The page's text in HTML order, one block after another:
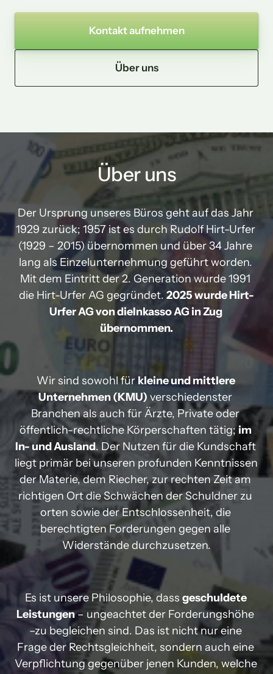
Kontakt aufnehmen
Über uns
Über uns
Der Ursprung unseres Büros geht auf das Jahr
1929 zurück; 1957 ist es durch Rudolf Hirt-Urfer
(1929 – 2015) übernommen und über 34 Jahre
lang als Einzelunternehmung geführt worden.
Mit dem Eintritt der 2. Generation wurde 1991
die Hirt-Urfer AG gegründet. 2025 wurde Hirt-
Urfer AG von dieInkasso AG in Zug
übernommen.
Wir sind sowohl für kleine und mittlere
Unternehmen (KMU) verschiedenster
Branchen als auch für Ärzte, Private oder
öffentlich-rechtliche Körperschaften tätig; im
In- und Ausland. Der Nutzen für die Kundschaft
liegt primär bei unseren profunden Kenntnissen
der Materie, dem Riecher, zur rechten Zeit am
richtigen Ort die Schwächen der Schuldner zu
orten sowie der Entschlossenheit, die
berechtigten Forderungen gegen alle
Widerstände durchzusetzen.
Es ist unsere Philosophie, dass geschuldete
Leistungen – ungeachtet der Forderungshöhe
–zu begleichen sind. Das ist nicht nur eine
Frage der Rechtsgleichheit, sondern auch eine
Verpflichtung gegenüber jenen Kunden, welche